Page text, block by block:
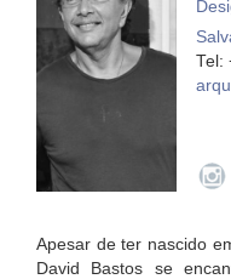
Tel:
Apesar de ter nascido
David Bastos se